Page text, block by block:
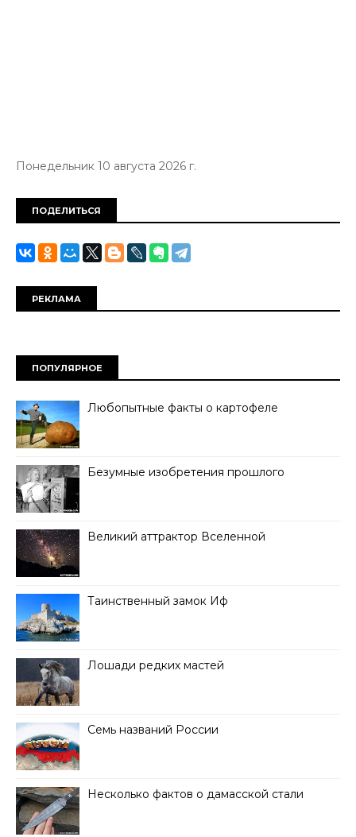
Понедельник 10 августа 2026 г.
ПОДЕЛИТЬСЯ
РЕКЛАМА
ПОПУЛЯРНОЕ
Любопытные факты о картофеле
Безумные изобретения прошлого
Великий аттрактор Вселенной
Таинственный замок Иф
Лошади редких мастей
Семь названий России
Несколько фактов о дамасской стали